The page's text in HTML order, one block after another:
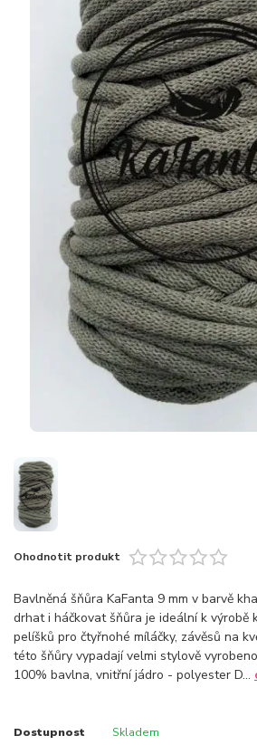
Ohodnotit produkt
Bavlněná šňůra KaFanta 9 mm v barvě
drhat i háčkovat šňůra je ideální k výrobě
pelíšků pro čtyřnohé míláčky, závěsů na
této šňůry vypadají velmi stylově
100% bavlna, vnitřní jádro - polyester D...
Dostupnost Skladem